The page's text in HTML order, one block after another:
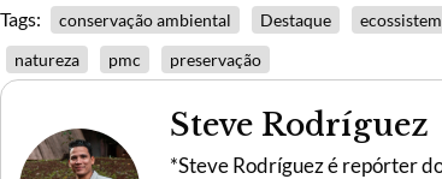
Tags: conservação ambiental Destaque
natureza
pmc preservação
Steve Rodríguez
*Steve Rodríguez é repórter